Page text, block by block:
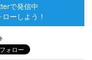
で発信中
ーしよう！